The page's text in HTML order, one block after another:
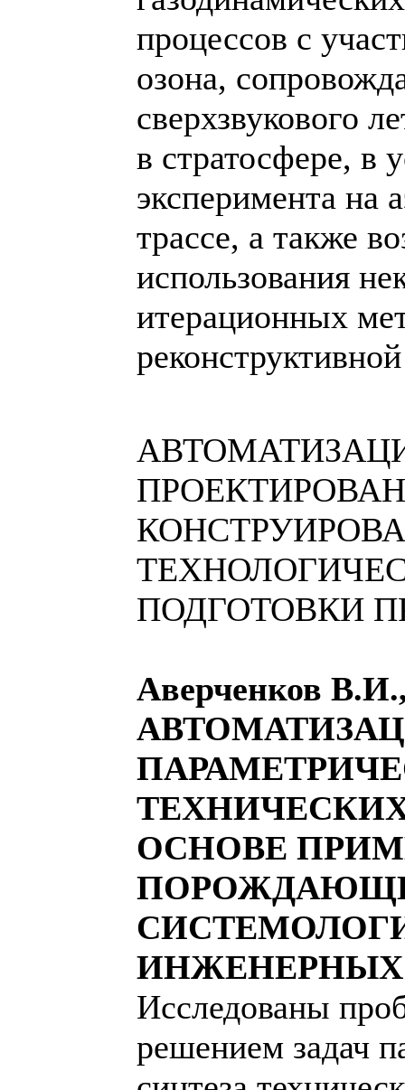
процессов с
озона,
сверхзвукового
в стратосфере, в
эксперимента на
трассе, а также
использования
итерационных
ПОДГОТОВКИ
Аверченков
ОСНОВЕ
Исследованы
решением задач